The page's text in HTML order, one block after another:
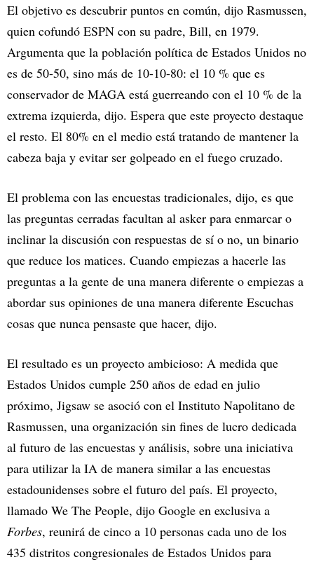
El objetivo es descubrir puntos en común, dijo Rasmussen,
quien cofundó ESPN con su padre, Bill, en 1979.
Argumenta que la población política de Estados Unidos no
es de 50-50, sino más de 10-10-80: el 10 % que es
conservador de MAGA está guerreando con el 10 % de la
extrema izquierda, dijo. Espera que este proyecto destaque
el resto. El 80% en el medio está tratando de mantener la
cabeza baja y evitar ser golpeado en el fuego cruzado.
El problema con las encuestas tradicionales, dijo, es que
las preguntas cerradas facultan al asker para enmarcar o
inclinar la discusión con respuestas de sí o no, un binario
que reduce los matices. Cuando empiezas a hacerle las
preguntas a la gente de una manera diferente o empiezas a
abordar sus opiniones de una manera diferente Escuchas
cosas que nunca pensaste que hacer, dijo.
El resultado es un proyecto ambicioso: A medida que
Estados Unidos cumple 250 años de edad en julio
próximo, Jigsaw se asoció con el Instituto Napolitano de
Rasmussen, una organización sin fines de lucro dedicada
al futuro de las encuestas y análisis, sobre una iniciativa
para utilizar la IA de manera similar a las encuestas
estadounidenses sobre el futuro del país. El proyecto,
llamado We The People, dijo Google en exclusiva a
Forbes, reunirá de cinco a 10 personas cada uno de los
435 distritos congresionales de Estados Unidos para